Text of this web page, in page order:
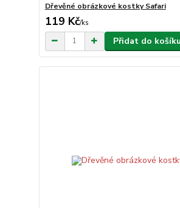
Dřevěné obrázkové kostky Safari
119 Kč/ks
Přidat do košíku